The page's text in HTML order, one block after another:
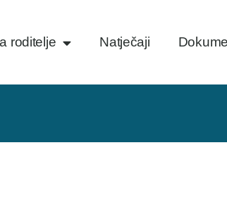
roditelje Natječaji